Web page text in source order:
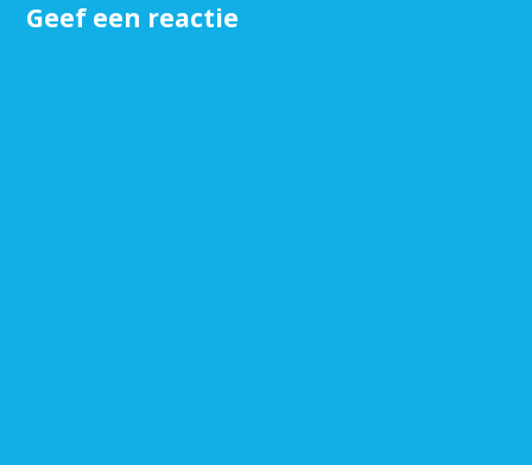
Geef een reactie